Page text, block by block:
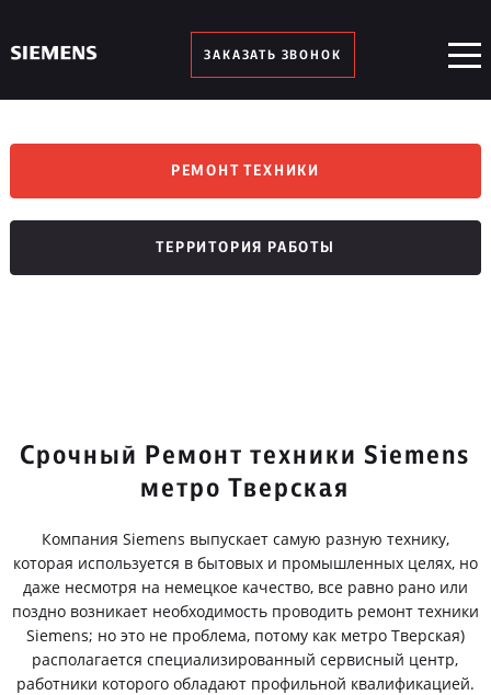
ЗАКАЗАТЬ ЗВОНОК
РЕМОНТ ТЕХНИКИ
ТЕРРИТОРИЯ РАБОТЫ
Срочный Ремонт техники Siemens
метро Тверская
Компания Siemens выпускает самую разную технику,
которая используется в бытовых и промышленных целях, но
даже несмотря на немецкое качество, все равно рано или
поздно возникает необходимость проводить ремонт техники
Siemens; но это не проблема, потому как метро Тверская)
располагается специализированный сервисный центр,
работники которого обладают профильной квалификацией.